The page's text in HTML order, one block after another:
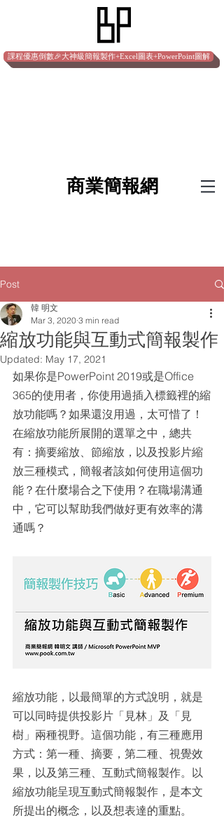
課程優惠倒數🎉大神級簡報製作+Excel圖表+PowerPoint圖解
​商業簡報網
Post
縮放功能與互動式簡報製作
韓 明文
Mar 3, 2020 3 min read
Updated: May 17, 2021
如果你是PowerPoint 2019或是Office
365的使用者，你使用過插入標籤裡的縮
放功能嗎？如果還沒用過，太可惜了！
在縮放功能所展開的選單之中，總共
有：摘要縮放、節縮放，以及投影片縮
放三種模式，簡報者該如何使用這個功
能？在什麼場合之下使用？在職場溝通
中，它可以幫助我們做好更有效率的溝
通嗎？
縮放功能，以最簡單的方式說明，就是
可以同時提供投影片「見林」及「見
樹」兩種視野。這個功能，有三種應用
方式：第一種、摘要，第二種、視覺效
果，以及第三種、互動式簡報製作。以
縮放功能呈現互動式簡報製作，是本文
所提出的概念，以及想表達的重點。